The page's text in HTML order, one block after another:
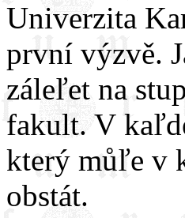
Univerzita
první výzvě.
záleľet na
fakult. V
který můľe v
obstát.